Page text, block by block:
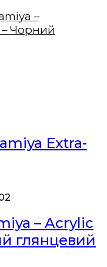
–
– Чорний
Extra-
– Acrylic
глянцевий